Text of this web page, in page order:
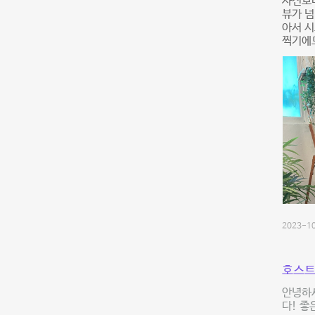
뷰가
아서
찍기에
2023-
호스
안녕하
다! 좋